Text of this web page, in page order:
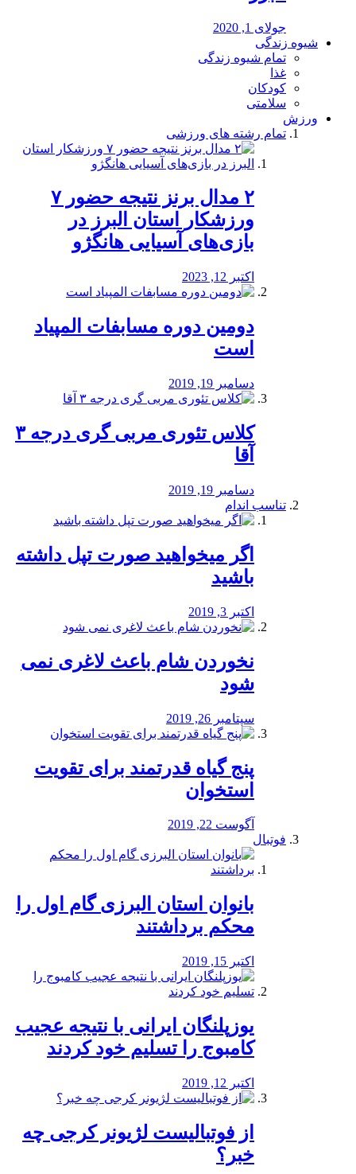
جولای 1, 2020
شیوه زندگی
تمام شیوه زندگی
غذا
کودکان
سلامتی
ورزش
تمام رشته های ورزشی
۲ مدال برنز نتیجه حضور ۷
ورزشکار استان البرز در
بازی‌های آسیایی هانگژو
اکتبر 12, 2023
دومین دوره مسابفات المپیاد
است
دسامبر 19, 2019
کلاس تئوری مربی گری درجه ۳
آقا
دسامبر 19, 2019
تناسب اندام
اگر میخواهید صورت تپل داشته
باشید
اکتبر 3, 2019
نخوردن شام باعث لاغری نمی
‌شود
سپتامبر 26, 2019
پنج گیاه قدرتمند برای تقویت
استخوان
آگوست 22, 2019
فوتبال
بانوان استان البرزی گام اول را
محكم برداشتند
اکتبر 15, 2019
یوزپلنگان ایرانی با نتیجه عجیب
کامبوج را تسلیم خود کردند
اکتبر 12, 2019
از فوتبالیست لژیونر کرجی چه
خبر؟